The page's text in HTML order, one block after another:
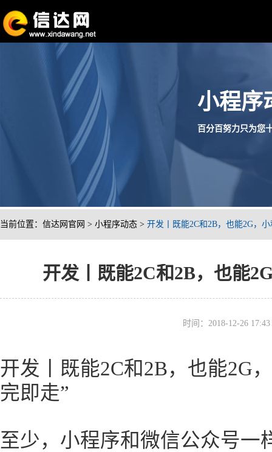
小程序
百分百努力只为您
当前位置： 信达网官网 > 小程序动态 > 开发丨既能2C和2B，也能2G，
开发丨既能2C和2B，也能
时间：2018-12-26
开发丨既能2C和2B，也能2G，
完即走”
至少，小程序和微信公众号一